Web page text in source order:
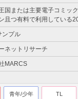
国または主要電子コミッ
且つ有料で利用している
ンプル
ネットリサーチ
MARCS
青年/少年 TL